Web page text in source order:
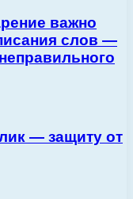
важно
слов —
— защиту от